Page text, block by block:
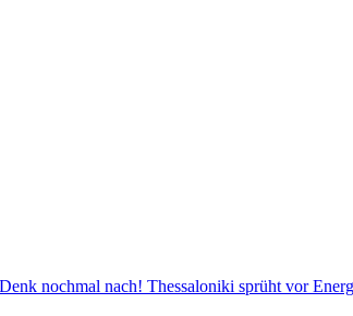
nochmal nach! Thessaloniki sprüht vor